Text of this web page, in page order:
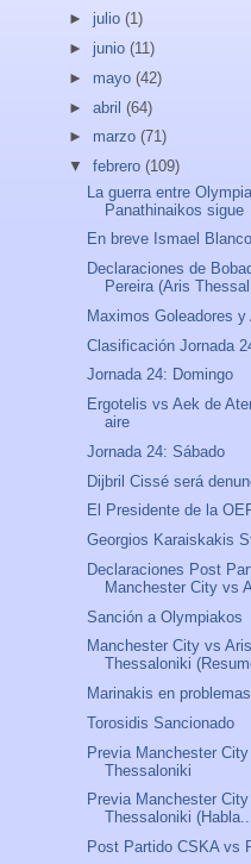
► julio (1)
► junio (11)
► mayo (42)
► abril (64)
► marzo (71)
▼ febrero (109)
La guerra entre
Panathinaikos sigue
En breve Ismael
Declaraciones de
Pereira (Aris
Maximos Goleadores
Clasificación Jornada
Jornada 24: Domingo
Ergotelis vs Aek de
aire
Jornada 24: Sábado
Dijbril Cissé será
El Presidente de la
Georgios Karaiskakis
Declaraciones Post
Manchester City vs
Sanción a Olympiakos
Manchester City vs Aris
Thessaloniki
Marinakis en problemas
Torosidis Sancionado
Previa Manchester
Thessaloniki
Previa Manchester
Thessaloniki
Post Partido CSKA vs